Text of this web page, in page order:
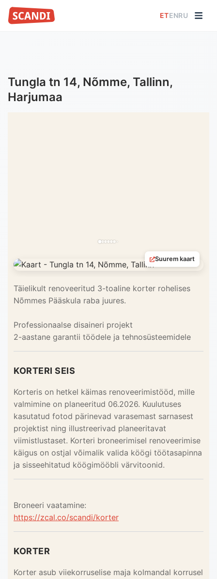
ETENRU
Tungla tn 14, Nõmme, Tallinn,
Harjumaa
Suurem kaart
Täielikult renoveeritud 3-toaline korter rohelises
Nõmmes Pääskula raba juures.
Professionaalse disaineri projekt
2-aastane garantii töödele ja tehnosüsteemidele
KORTERI SEIS
Korteris on hetkel käimas renoveerimistööd, mille
valmimine on planeeritud 06.2026. Kuulutuses
kasutatud fotod pärinevad varasemast sarnasest
projektist ning illustreerivad planeeritavat
viimistlustaset. Korteri broneerimisel renoveerimise
käigus on ostjal võimalik valida köögi töötasapinna
ja sisseehitatud köögimööbli värvitoonid.
Broneeri vaatamine:
https://zcal.co/scandi/korter
KORTER
Korter asub viiekorruselise maja kolmandal korrusel